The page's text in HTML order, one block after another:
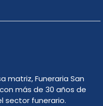
matriz, Funeraria San
más de 30 años de
sector funerario.